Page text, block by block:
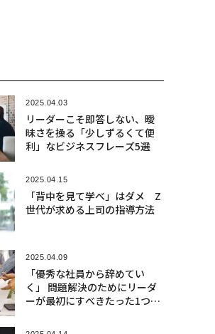
2025.04.03
リーダーこそ即答しない、曖
昧さを操る「少しずるくて便
利」なビジネスフレーズ5選
2025.04.15
「背中を見て学べ」はダメ Z
世代が求める上司の指導方法
2025.04.09
「優秀な社員から辞めてい
く」 問題解決のためにリーダ
ーが最初にすべきたった1つの